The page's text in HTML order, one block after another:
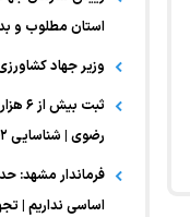
استان مطلوب و
وزیر جهاد
ثبت
رضوی | شناسایی ۶۴۲ مورد تخلف بهداشتی
فرماندار مشهد:
اساسی نداریم | تجهیز ۳۰۰ نانوایی برای خدمت‌رسانی در